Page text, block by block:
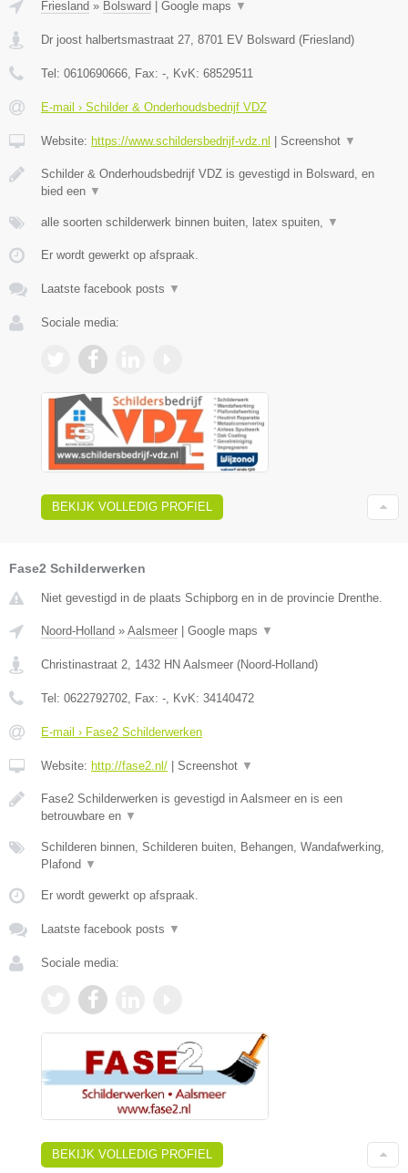
Friesland » Bolsward Google maps ▼
Dr joost halbertsmastraat 27 8701 EV Bolsward (Friesland)
Tel: 0610690666 , Fax: - , KvK: 68529511
E-mail › Schilder & Onderhoudsbedrijf VDZ
Website: https://www.schildersbedrijf-vdz.nl Screenshot ▼
Schilder & Onderhoudsbedrijf VDZ is gevestigd in Bolsward, en
bied een ▼
alle soorten schilderwerk binnen buiten, latex spuiten, ▼
Er wordt gewerkt op afspraak.
Laatste facebook posts ▼
Sociale media:
BEKIJK VOLLEDIG PROFIEL
Fase2 Schilderwerken
Niet gevestigd in de plaats Schipborg en in de provincie Drenthe.
Noord-Holland » Aalsmeer Google maps ▼
Christinastraat 2, 1432 HN Aalsmeer (Noord-Holland)
Tel: 0622792702, Fax: -, KvK: 34140472
E-mail › Fase2 Schilderwerken
Website: http://fase2.nl/ Screenshot ▼
Fase2 Schilderwerken is gevestigd in Aalsmeer en is een
betrouwbare en ▼
Schilderen binnen, Schilderen buiten, Behangen, Wandafwerking,
Plafond ▼
Er wordt gewerkt op afspraak.
Laatste facebook posts ▼
Sociale media:
BEKIJK VOLLEDIG PROFIEL